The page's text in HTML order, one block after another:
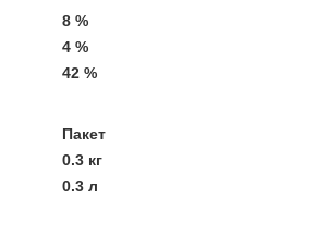
8 %
4 %
42 %
Пакет
0.3 кг
0.3 л